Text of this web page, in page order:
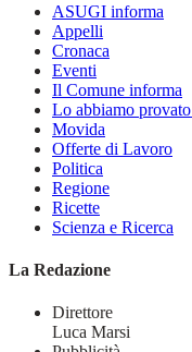
ASUGI informa
Appelli
Cronaca
Eventi
Il Comune informa
Lo abbiamo
Movida
Offerte di Lavoro
Politica
Regione
Ricette
Scienza e Ricerca
La Redazione
Direttore
Luca Marsi